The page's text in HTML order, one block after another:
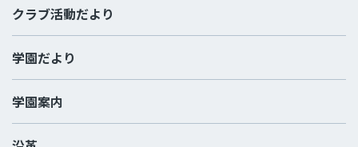
クラブ活動だより
学園だより
学園案内